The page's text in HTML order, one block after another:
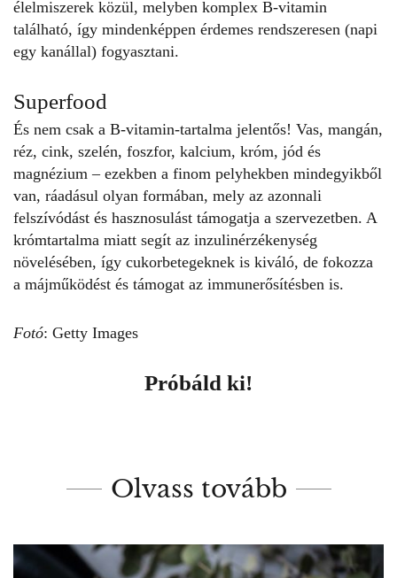
élelmiszerek közül, melyben komplex B-vitamin
található, így mindenképpen érdemes rendszeresen (napi
egy kanállal) fogyasztani.
Superfood
És nem csak a B-vitamin-tartalma jelentős! Vas, mangán,
réz, cink, szelén, foszfor, kalcium, króm, jód és
magnézium – ezekben a finom pelyhekben mindegyikből
van, ráadásul olyan formában, mely az azonnali
felszívódást és hasznosulást támogatja a szervezetben. A
krómtartalma miatt segít az inzulinérzékenység
növelésében, így cukorbetegeknek is kiváló, de fokozza
a májműködést és támogat az immunerősítésben is.
Fotó: Getty Images
Próbáld ki!
Olvass tovább